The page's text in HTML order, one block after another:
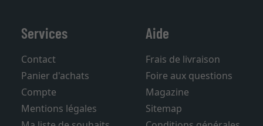
Services
Contact
Panier d'achats
Compte
Mentions légales
Aide
Frais de livraison
Foire aux questions
Magazine
Sitemap